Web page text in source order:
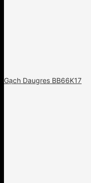
Gạch Daugres BB66K17